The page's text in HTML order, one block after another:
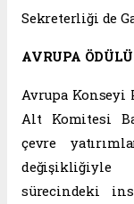
Sekreterliği de
AVRUPA
Avrupa Konseyi
Alt Komitesi
çevre
sürecindeki